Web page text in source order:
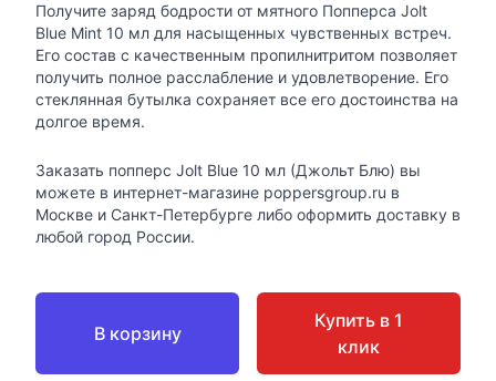
Получите заряд бодрости от мятного Попперса Jolt
Blue Mint 10 мл для насыщенных чувственных встреч.
Его состав с качественным пропилнитритом позволяет
получить полное расслабление и удовлетворение. Его
стеклянная бутылка сохраняет все его достоинства на
долгое время.
Заказать попперс Jolt Blue 10 мл (Джольт Блю) вы
можете в интернет-магазине poppersgroup.ru в
Москве и Санкт-Петербурге либо оформить доставку в
любой город России.
В корзину
Купить в 1
клик